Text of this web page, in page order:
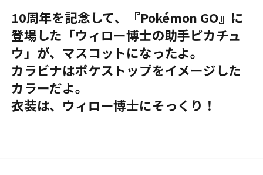
10周年を記念して、『Pokémon GO』に
登場した「ウィロー博士の助手ピカチュ
ウ」が、マスコットになったよ。
カラビナはポケストップをイメージした
カラーだよ。
衣装は、ウィロー博士にそっくり！